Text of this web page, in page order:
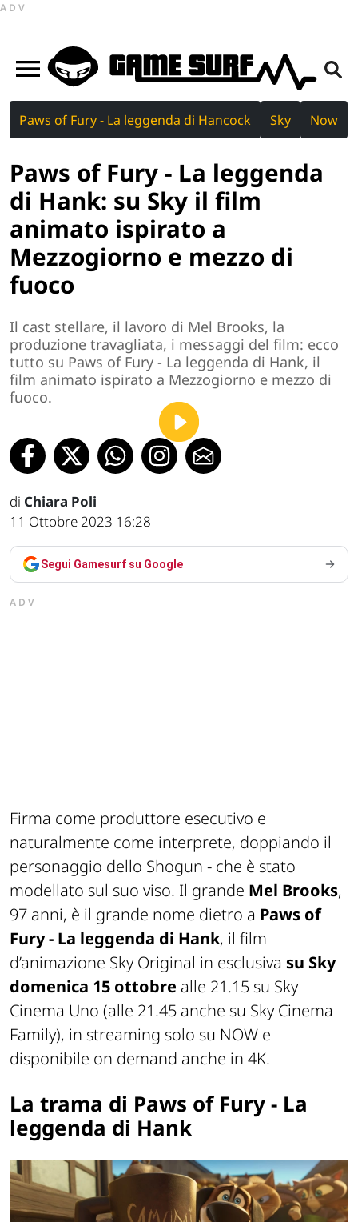
ADV
Paws of Fury - La leggenda di Hancock Sky Now
Paws of Fury - La leggenda
di Hank: su Sky il film
animato ispirato a
Mezzogiorno e mezzo di
fuoco
Il cast stellare, il lavoro di Mel Brooks, la
produzione travagliata, i messaggi del film: ecco
tutto su Paws of Fury - La leggenda di Hank, il
film animato ispirato a Mezzogiorno e mezzo di
fuoco.
di Chiara Poli
11 Ottobre 2023 16:28
Segui Gamesurf su Google
ADV
Firma come produttore esecutivo e
naturalmente come interprete, doppiando il
personaggio dello Shogun - che è stato
modellato sul suo viso. Il grande Mel Brooks,
97 anni, è il grande nome dietro a Paws of
Fury - La leggenda di Hank, il film
d’animazione Sky Original in esclusiva su Sky
domenica 15 ottobre alle 21.15 su Sky
Cinema Uno (alle 21.45 anche su Sky Cinema
Family), in streaming solo su NOW e
disponibile on demand anche in 4K.
La trama di Paws of Fury - La
leggenda di Hank